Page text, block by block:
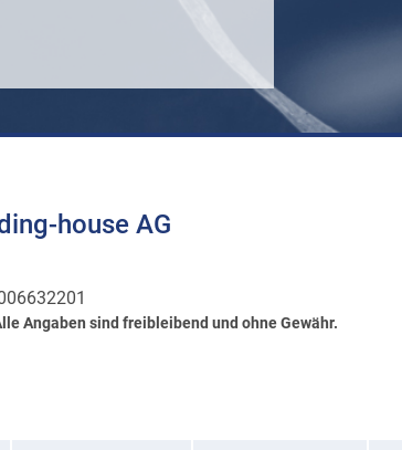
house AG
Angaben sind freibleibend und ohne Gewähr.